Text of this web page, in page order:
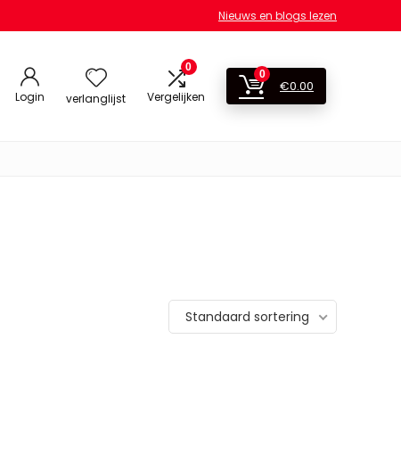
Nieuws en blogs lezen
Login verlanglijst
0
Vergelijken
0
€0.00
Standaard sortering